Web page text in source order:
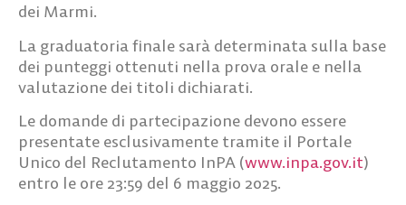
dei Marmi.
La graduatoria finale sarà determinata sulla base
dei punteggi ottenuti nella prova orale e nella
valutazione dei titoli dichiarati.
Le domande di partecipazione devono essere
presentate esclusivamente tramite il Portale
Unico del Reclutamento InPA (www.inpa.gov.it)
entro le ore 23:59 del 6 maggio 2025.